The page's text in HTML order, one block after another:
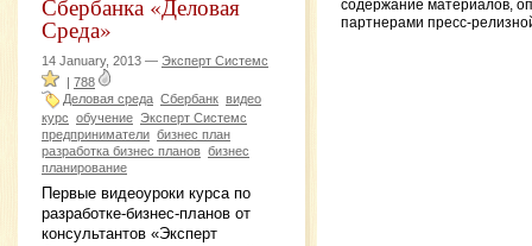
Сбербанка «Деловая
Среда»
14 January, 2013 — Эксперт Системс
| 788
Деловая среда Сбербанк видео
курс обучение Эксперт Системс
предприниматели бизнес план
разработка бизнес планов бизнес
планирование
Первые видеоуроки курса по
разработке-бизнес-планов от
консультантов «Эксперт
содержание материалов,
партнерами пресс-